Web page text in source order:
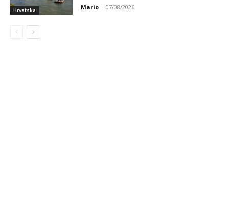
Hrvatska Mario - 07/08/2026